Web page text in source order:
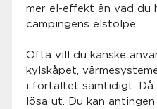
mer el-effekt än vad du
campingens elstolpe.
Ofta vill du kanske
kylskåpet,
i förtältet samtidigt. Då
lösa ut. Du kan